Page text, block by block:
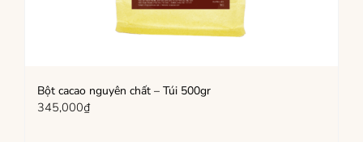
Bột cacao nguyên chất – Túi 500gr
345,000₫